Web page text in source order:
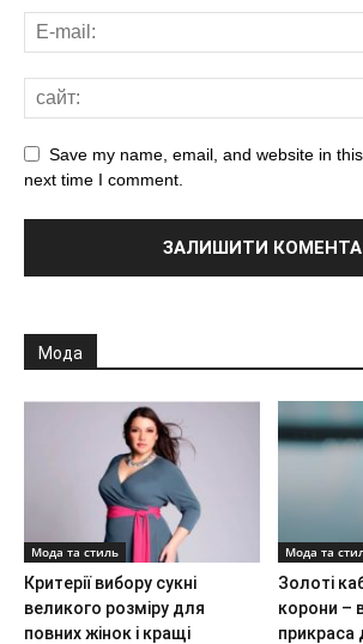
Save my name, email, and website in
next time I comment.
Мода
Мода та стиль
Критерії вибору сукні
великого розміру для
повних жінок і кращі
Мода та
Золоті
корони –
прикраса